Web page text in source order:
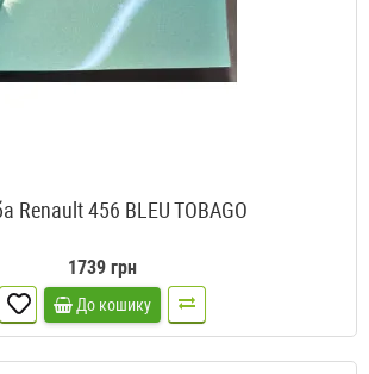
Renault 456 BLEU TOBAGO
1739 грн
До кошику